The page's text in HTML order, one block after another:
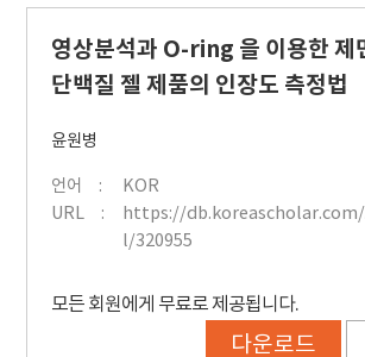
영상분석과 O-ring 을 이용한 제
단백질 젤 제품의 인장도 측정법
윤원병
언어
KOR
URL
https://
l/320955
모든 회원에게 무료로 제공됩니다.
다운로드